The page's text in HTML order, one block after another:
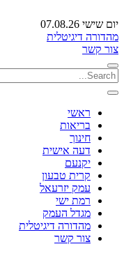
יום שישי 07.08.26
מהדורה דיגיטלית
צור קשר
ראשי
בריאות
חינוך
דעה אישית
יקנעם
קרית טבעון
עמק יזרעאל
רמת ישי
מגדל העמק
מהדורה דיגיטלית
צור קשר